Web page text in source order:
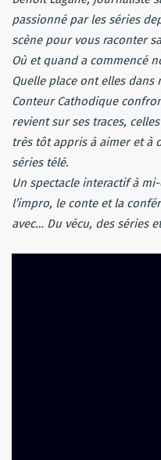
passionné par les séries
scène pour vous raconter
Où et quand a commencé
Quelle place ont elles dans
Conteur Cathodique
revient sur ses traces,
très tôt appris à aimer et à
séries télé.
Un spectacle interactif à
l’impro, le conte et la
avec… Du vécu, des séries